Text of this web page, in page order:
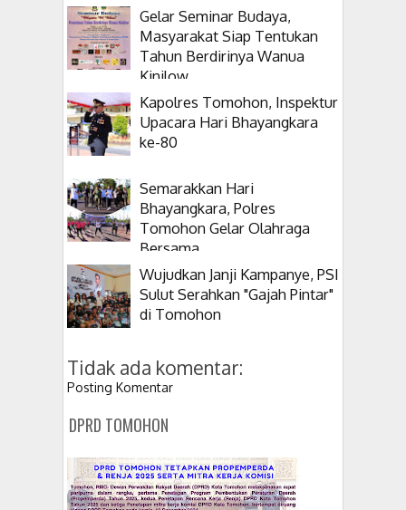
Gelar Seminar Budaya,
Masyarakat Siap Tentukan
Tahun Berdirinya Wanua
Kinilow
Kapolres Tomohon, Inspektur
Upacara Hari Bhayangkara
ke-80
Semarakkan Hari
Bhayangkara, Polres
Tomohon Gelar Olahraga
Bersama
Wujudkan Janji Kampanye, PSI
Sulut Serahkan "Gajah Pintar"
di Tomohon
Tidak ada komentar:
Posting Komentar
DPRD TOMOHON